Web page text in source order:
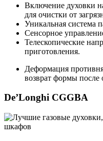
Включение духовки
для очистки от
Уникальная система
Сенсорное
Телескопические
приготовления.
Деформация
возврат формы после
De’Longhi CGGBA